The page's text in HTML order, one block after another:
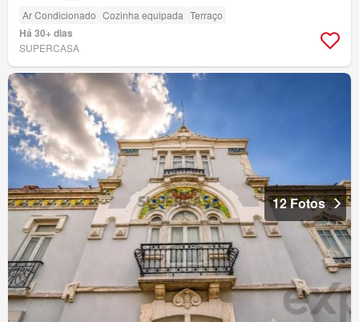
Ar Condicionado Cozinha equipada Terraço
Há 30+ dias
SUPERCASA
12 Fotos